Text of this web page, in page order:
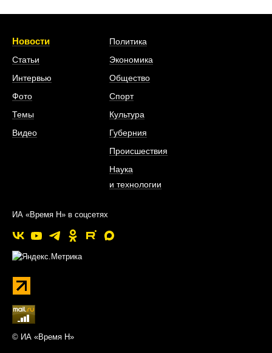
Новости
Статьи
Интервью
Фото
Темы
Видео
Политика
Экономика
Общество
Спорт
Культура
Губерния
Происшествия
Наука
и технологии
ИА «Время Н» в соцсетях
© ИА «Время Н»